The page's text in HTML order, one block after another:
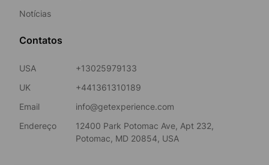
Notícias
Contatos
USA
+13025979133
UK
+441361310189
Email
info@getexperience.com
Endereço
12400 Park Potomac Ave, Apt 232,
Potomac, MD 20854, USA